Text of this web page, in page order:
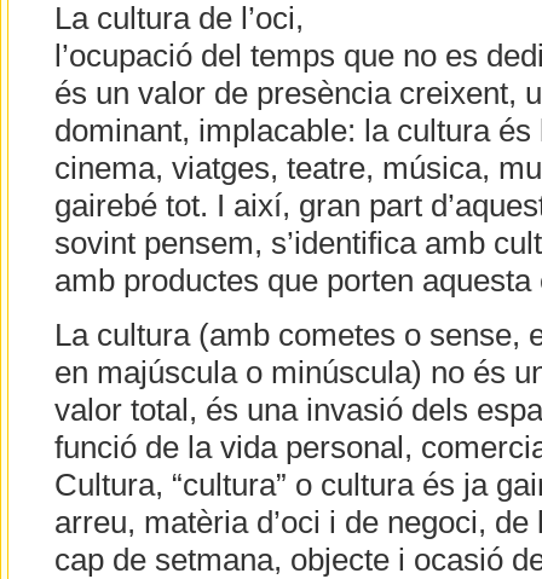
La cultura de l’oci,
l’ocupació del temps que no es
és un valor de presència creixent,
dominant, implacable: la cultura
cinema, viatges, teatre, música,
gairebé tot. I així, gran part
sovint pensem, s’identifica amb
amb productes que porten aquesta
La cultura (amb cometes o sense,
en majúscula o minúscula) no és
valor total, és una invasió dels
funció de la vida personal,
Cultura, “cultura” o cultura és ja
arreu, matèria d’oci i de negoci,
cap de setmana, objecte i ocasió